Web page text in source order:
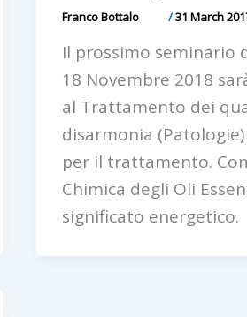
Franco Bottalo /31 March
Il prossimo seminario
18 Novembre 2018
al Trattamento dei
disarmonia
per il trattamento.
Chimica degli Oli
significato energetico.